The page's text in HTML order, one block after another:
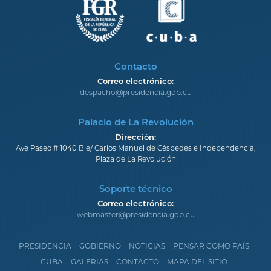
Contacto
Correo electrónico:
despacho@presidencia.gob.cu
Palacio de La Revolución
Dirección:
Ave Paseo # 1040 B e/ Carlos Manuel de Céspedes e Independencia,
Plaza de La Revolución
Soporte técnico
Correo electrónico:
webmaster@presidencia.gob.cu
PRESIDENCIA GOBIERNO NOTICIAS
PENSAR COMO PAÍS
CUBA
GALERÍAS CONTACTO MAPA DEL SITIO